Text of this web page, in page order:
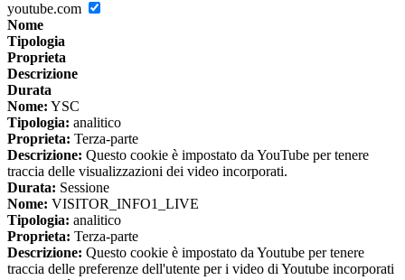
youtube.com
Nome
Tipologia
Proprieta
Descrizione
Durata
Nome: YSC
Tipologia: analitico
Proprieta: Terza-parte
Descrizione: Questo cookie è impostato da YouTube per tenere
traccia delle visualizzazioni dei video incorporati.
Durata: Sessione
Nome: VISITOR_INFO1_LIVE
Tipologia: analitico
Proprieta: Terza-parte
Descrizione: Questo cookie è impostato da Youtube per tenere
traccia delle preferenze dell'utente per i video di Youtube incorporati